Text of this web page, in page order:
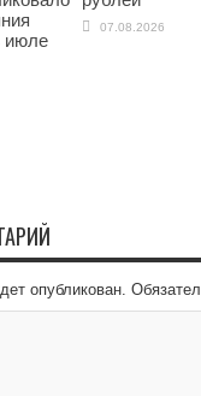
июле
07.08.2026
опубликован.